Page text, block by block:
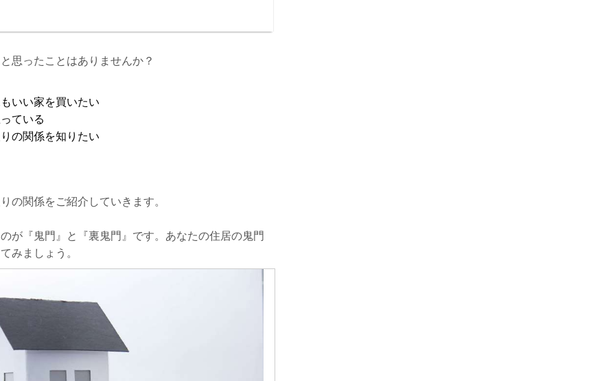
思ったことはありませんか？
いい家を買いたい
ている
の関係を知りたい
の関係をご紹介していきます。
が『鬼門』と『裏鬼門』です。あなたの住居の鬼門
みましょう。